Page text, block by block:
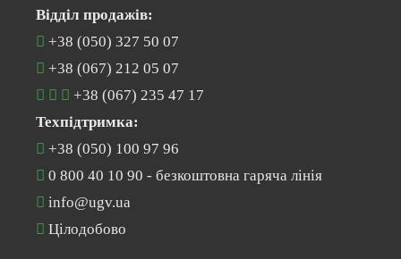
Відділ продажів:
+38 (050) 327 50 07
+38 (067) 212 05 07
+38 (067) 235 47 17
Техпідтримка:
+38 (050) 100 97 96
0 800 40 10 90 - безкоштовна гаряча лінія
info@ugv.ua
Цілодобово